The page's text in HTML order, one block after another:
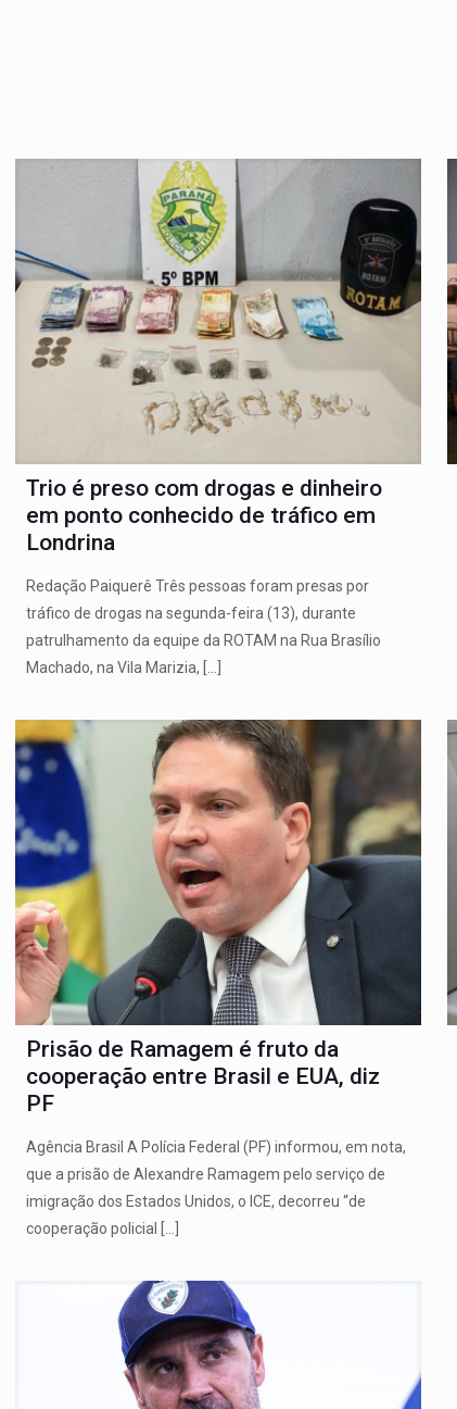
Trio é preso com drogas e dinheiro
em ponto conhecido de tráfico em
Londrina
Redação Paiquerê Três pessoas foram presas por
tráfico de drogas na segunda-feira (13), durante
patrulhamento da equipe da ROTAM na Rua Brasílio
Machado, na Vila Marizia,
Prisão de Ramagem é fruto da
cooperação entre Brasil e EUA, diz
PF
Agência Brasil A Polícia Federal (PF) informou, em nota,
que a prisão de Alexandre Ramagem pelo serviço de
imigração dos Estados Unidos, o ICE, decorreu “de
cooperação policial